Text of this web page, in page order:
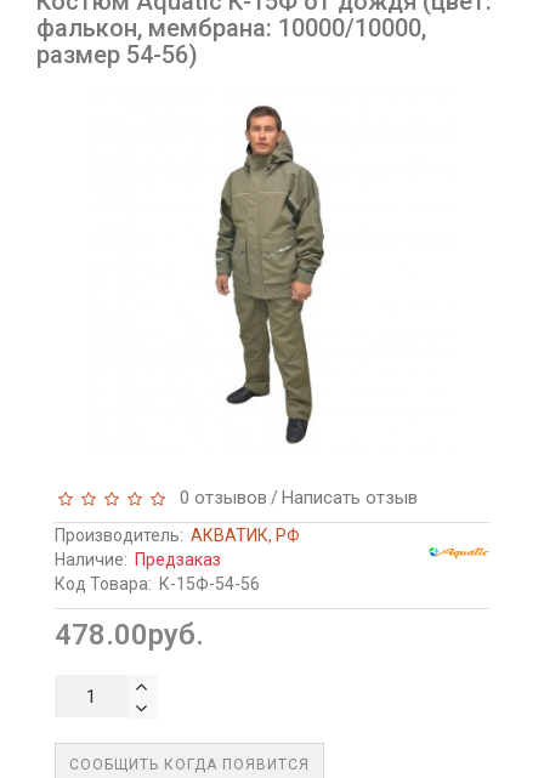
фалькон, мембрана: 10000/10000,
размер 54-56)
0 отзывов /Написать отзыв
Производитель: АКВАТИК, РФ
Наличие: Предзаказ
Код Товара: К-15Ф-54-56
478.00руб.
СООБЩИТЬ КОГДА ПОЯВИТСЯ